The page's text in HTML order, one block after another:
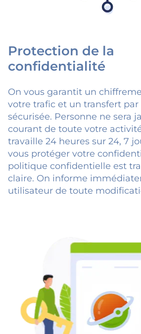
Protection de la
confidentialité
On vous garantit un
votre trafic et un transfert
sécurisée. Personne ne sera
courant de toute votre
travaille 24 heures sur 24, 7
vous protéger votre
politique confidentielle est
claire. On informe
utilisateur de toute